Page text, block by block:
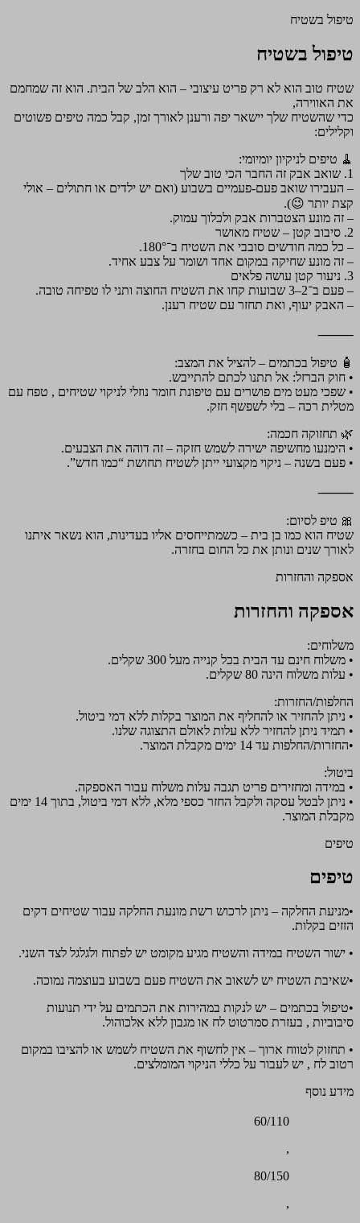
טיפול בשטיח
טיפול בשטיח
שטיח טוב הוא לא רק פריט עיצובי – הוא הלב של הבית. הוא זה שמחמם
את האווירה,
כדי שהשטיח שלך יישאר יפה ורענן לאורך זמן, קבל כמה טיפים פשוטים
וקלילים:
🧹 טיפים לניקיון יומיומי:
1. שואב אבק זה החבר הכי טוב שלך
– העבירו שואב פעם-פעמיים בשבוע (ואם יש ילדים או חתולים – אולי
קצת יותר 😉).
– זה מונע הצטברות אבק ולכלוך עמוק.
2. סיבוב קטן – שטיח מאושר
– כל כמה חודשים סובבי את השטיח ב־180°.
– זה מונע שחיקה במקום אחד ושומר על צבע אחיד.
3. ניעור קטן עושה פלאים
– פעם ב־2–3 שבועות קחו את השטיח החוצה ותני לו טפיחה טובה.
– האבק יעוף, ואת תחזר עם שטיח רענן.
⸻
🧴 טיפול בכתמים – להציל את המצב:
• חוק הברזל: אל תתנו לכתם להתייבש.
• שפכי מעט מים פושרים עם טיפונת חומר נוזלי לניקוי שטיחים , טפח עם
מטלית רכה – בלי לשפשף חזק.
🌿 תחזוקה חכמה:
• הימנעו מחשיפה ישירה לשמש חזקה – זה דוהה את הצבעים.
• פעם בשנה – ניקוי מקצועי ייתן לשטיח תחושת “כמו חדש”.
⸻
🎀 טיפ לסיום:
שטיח הוא כמו בן בית – כשמתייחסים אליו בעדינות, הוא נשאר איתנו
לאורך שנים ונותן את כל החום בחזרה.
אספקה והחזרות
אספקה והחזרות
משלוחים:
• משלוח חינם עד הבית בכל קנייה מעל 300 שקלים.
• עלות משלוח הינה 80 שקלים.
החלפות/החזרות:
• ניתן להחזיר או להחליף את המוצר בקלות ללא דמי ביטול.
• תמיד ניתן להחזיר ללא עלות לאולם התצוגה שלנו.
•החזרות/החלפות עד 14 ימים מקבלת המוצר.
ביטול:
• במידה ומחזירים פריט תגבה עלות משלוח עבור האספקה.
• ניתן לבטל עסקה ולקבל החזר כספי מלא, ללא דמי ביטול, בתוך 14 ימים
מקבלת המוצר.
טיפים
טיפים
•מניעת החלקה – ניתן לרכוש רשת מונעת החלקה עבור שטיחים דקים
הזזים בקלות.
• ישור השטיח במידה והשטיח מגיע מקומט יש לפתוח ולגלגל לצד השני.
•שאיבת השטיח יש לשאוב את השטיח פעם בשבוע בעוצמה נמוכה.
•טיפול בכתמים – יש לנקות במהירות את הכתמים על ידי תנועות
סיבוביות , בעזרת סמרטוט לח או מגבון ללא אלכוהול.
• תחזוק לטווח ארוך – אין לחשוף את השטיח לשמש או להציבו במקום
רטוב לח , יש לעבור על כללי הניקוי המומלצים.
מידע נוסף
60/110
,
80/150
,